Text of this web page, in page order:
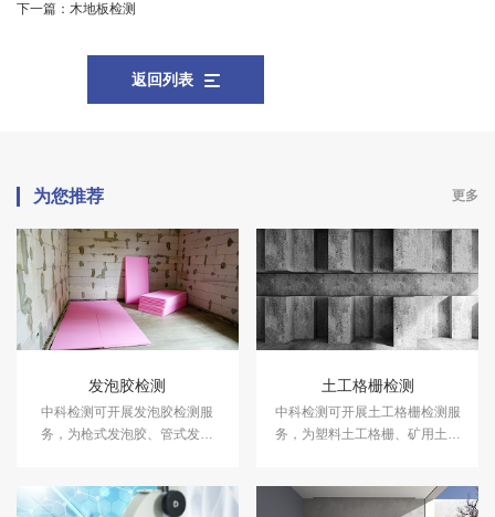
下一篇： 木地板检测
返回列表
为您推荐 更多
发泡胶检测
中科检测可开展发泡胶检测服
务，为枪式发泡胶、管式发泡
数、硬度、抗剪强度等指标检测
土工格栅检测
中科检测可开展土工格栅检测服
务，为塑料土工格栅、矿用土工
性能测试等指标检测服务。